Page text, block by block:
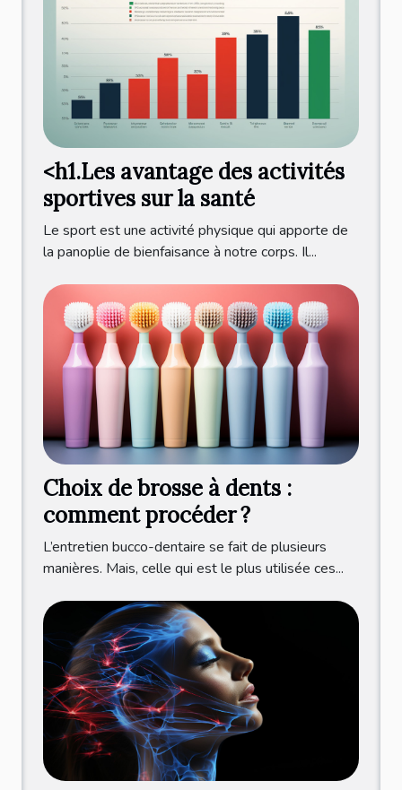
<h1.Les avantage des activités
sportives sur la santé
Le sport est une activité physique qui apporte de
la panoplie de bienfaisance à notre corps. Il...
Choix de brosse à dents :
comment procéder ?
L’entretien bucco-dentaire se fait de plusieurs
manières. Mais, celle qui est le plus utilisée ces...